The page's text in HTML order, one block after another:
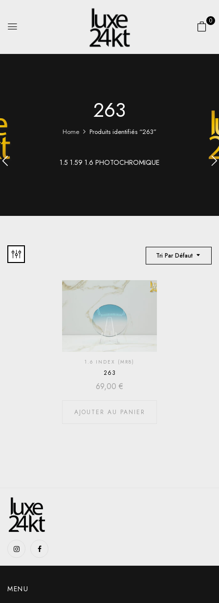
0
263
Home Produits identifiés “263”
1.5 1.59 1.6 PHOTOCHROMIQUE
Tri Par Défaut
1.6 INDEX (MR8)
263
69,00 €
AJOUTER AU PANIER
MENU